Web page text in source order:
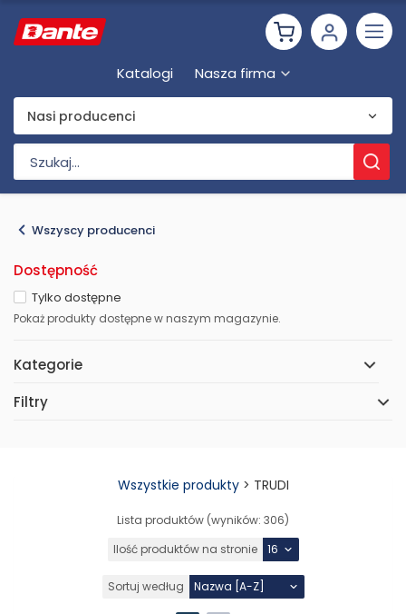
Katalogi Nasza firma
Nasi producenci
Wszyscy producenci
Dostępność
Tylko dostępne
Pokaż produkty dostępne w naszym magazynie.
Kategorie
Filtry
Wszystkie produkty > TRUDI
Lista produktów (wyników: 306)
Ilość produktów na stronie
Sortuj według